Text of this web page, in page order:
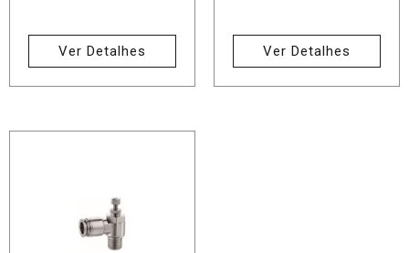
Ver Detalhes Ver Detalhes